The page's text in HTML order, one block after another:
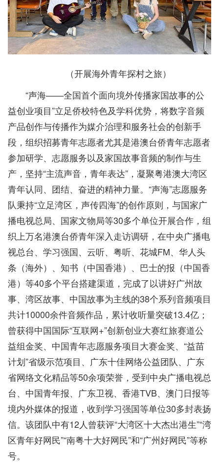
（开展海外青年探村之旅）
“声海——全国首个面向境外传播家国故事的公
益创业项目”立足侨校特色及学科优势，将数字音频
产品创作与传播作为媒介治理和服务社会的创新手
段，组织招募青年志愿者尤其是港澳台侨青年志愿者
参加研学、志愿服务以及家国故事音频的制作与生
产，坚持“主流声音，青年表达”，凝聚粤港澳大湾区
青年认同、团结、奋进的精神力量。“声海”志愿服务
队秉持“立足湾区，声传四海”的创作原则，与国家广
播电视总局、国家文物局等30多个单位开展合作，组
织上万名港澳台侨青年深入走访调研，在中央广播电
视总台、学习强国、云听、粤听、花城FM、华人头
条（海外）、知书（中国香港）、巴士的报（中国香
港）等40多个平台搭建渠道，完成了以讲好广州故
事、湾区故事、中国故事为主线的38个系列音频项目
共计10000余件音频作品，累计收听量突破13.4亿；
曾获得中国国际“互联网+”创新创业大赛红旅赛道公
益组金奖、中国青年志愿服务项目大赛金奖、“益苗
计划”省级示范项目、广东十佳网络公益团队、广东
省网络文化精品等50余项荣誉，受到中央广播电视总
台、中国青年报、广东卫视、香港TVB、澳门日报等
境内外媒体的报道，收到学习强国等单位30多封表扬
信。该团队中有12人曾获评“大湾区十大杰出港生”“湾
区青年好网民”“南粤十大好网民”和“广州好网民”等称
号。